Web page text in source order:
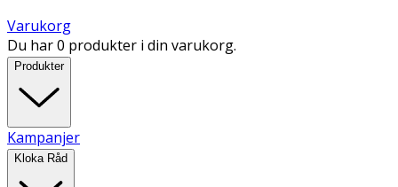
Varukorg
Du har 0 produkter i din varukorg.
Produkter
Kampanjer
Kloka Råd